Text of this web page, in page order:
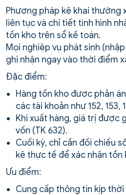
Phương pháp kê khai thường
liên tục và chi tiết tình hình
tồn kho trên sổ kế toán.
Mọi nghiệp vụ phát sinh
ghi nhận ngay vào thời điểm
Đặc điểm:
Hàng tồn kho được phản
các tài khoản như 152, 153,
Khi xuất hàng, giá trị được
vốn (TK 632).
Cuối kỳ, chỉ cần đối chiếu
kê thực tế để xác nhận tồn
Ưu điểm:
Cung cấp thông tin kịp thời